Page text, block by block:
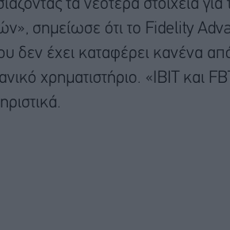
τα νεότερα στοιχεία
σημείωσε ότι το Fidelity
δεν έχει καταφέρει κανένα
χρηματιστήριο. «IBIT και